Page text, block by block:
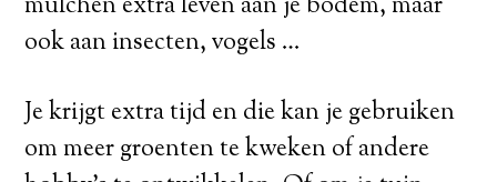
ook aan insecten, vogels …
Je krijgt extra tijd en die kan je gebruiken
om meer groenten te kweken of andere